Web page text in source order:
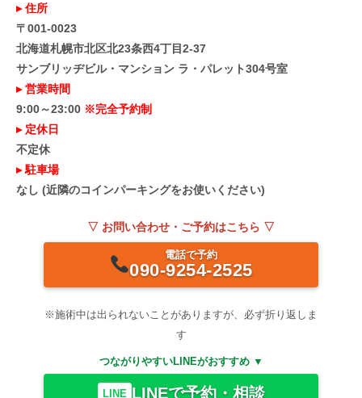
▸ 住所
〒001-0023
北海道札幌市北区北23条西4丁目2-37
サンブリッヂビル・マンション ラ・パレット304号室
▸ 営業時間
9:00～23:00 ※完全予約制
▸ 定休日
不定休
▸ 駐車場
なし (近隣のコインパーキングをお使いください)
▽ お問い合わせ・ご予約はこちら ▽
電話で予約
090-9254-2525
※施術中は出られないことがありますが、必ず折り返しま
す
つながりやすいLINEがおすすめ ▼
LINE LINEで予約・相談